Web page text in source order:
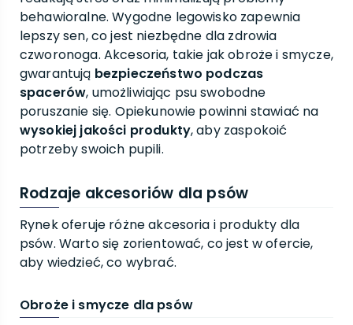
behawioralne. Wygodne legowisko zapewnia
lepszy sen, co jest niezbędne dla zdrowia
czworonoga. Akcesoria, takie jak obroże i smycze,
gwarantują bezpieczeństwo podczas
spacerów, umożliwiając psu swobodne
poruszanie się. Opiekunowie powinni stawiać na
wysokiej jakości produkty, aby zaspokoić
potrzeby swoich pupili.
Rodzaje akcesoriów dla psów
Rynek oferuje różne akcesoria i produkty dla
psów. Warto się zorientować, co jest w ofercie,
aby wiedzieć, co wybrać.
Obroże i smycze dla psów